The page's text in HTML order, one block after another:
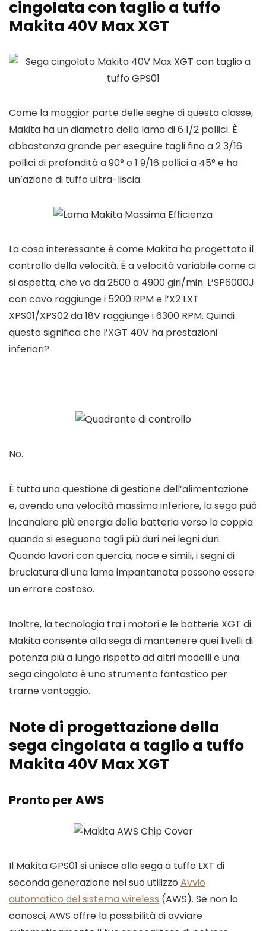
cingolata con taglio a tuffo
Makita 40V Max XGT
Come la maggior parte delle seghe di questa classe,
Makita ha un diametro della lama di 6 1/2 pollici. È
abbastanza grande per eseguire tagli fino a 2 3/16
pollici di profondità a 90° o 1 9/16 pollici a 45° e ha
un’azione di tuffo ultra-liscia.
La cosa interessante è come Makita ha progettato il
controllo della velocità. È a velocità variabile come ci
si aspetta, che va da 2500 a 4900 giri/min. L’SP6000J
con cavo raggiunge i 5200 RPM e l’X2 LXT
XPS01/XPS02 da 18V raggiunge i 6300 RPM. Quindi
questo significa che l’XGT 40V ha prestazioni
inferiori?
No.
È tutta una questione di gestione dell’alimentazione
e, avendo una velocità massima inferiore, la sega può
incanalare più energia della batteria verso la coppia
quando si eseguono tagli più duri nei legni duri.
Quando lavori con quercia, noce e simili, i segni di
bruciatura di una lama impantanata possono essere
un errore costoso.
Inoltre, la tecnologia tra i motori e le batterie XGT di
Makita consente alla sega di mantenere quei livelli di
potenza più a lungo rispetto ad altri modelli e una
sega cingolata è uno strumento fantastico per
trarne vantaggio.
Note di progettazione della
sega cingolata a taglio a tuffo
Makita 40V Max XGT
Pronto per AWS
Il Makita GPS01 si unisce alla sega a tuffo LXT di
seconda generazione nel suo utilizzo Avvio
automatico del sistema wireless (AWS). Se non lo
conosci, AWS offre la possibilità di avviare